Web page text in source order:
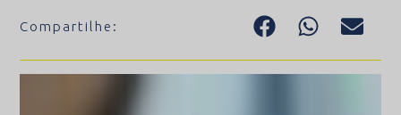
Compartilhe: